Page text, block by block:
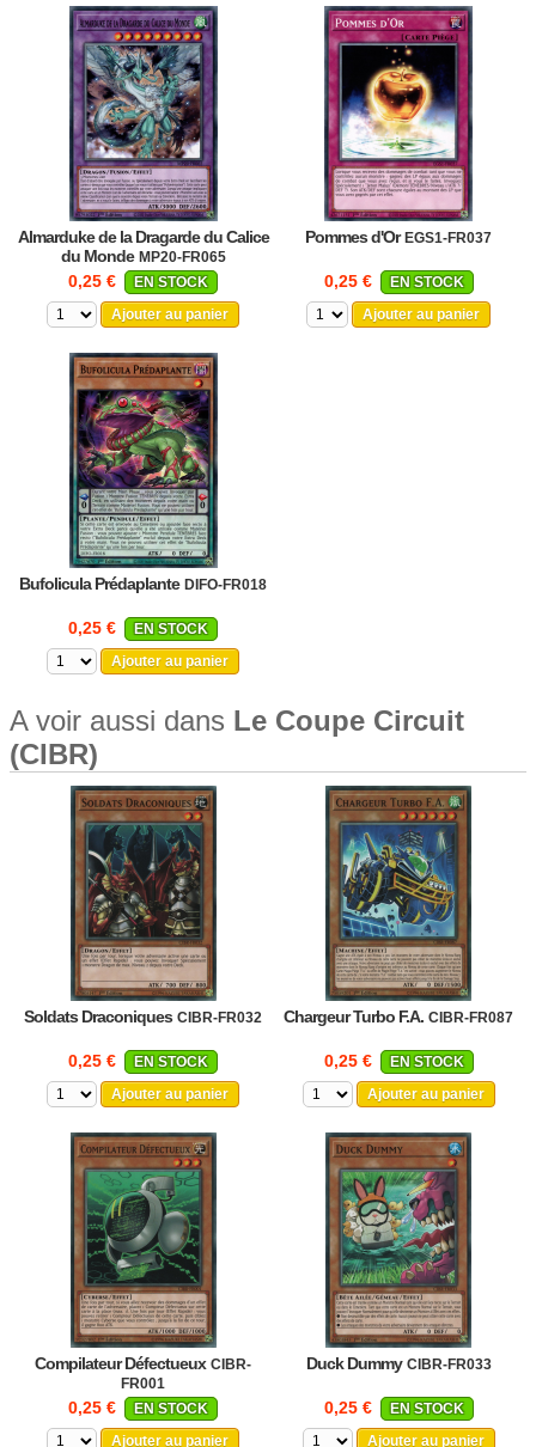
Almarduke de la Dragarde du Calice
du Monde MP20-FR065
0,25 €
EN STOCK
Ajouter au panier
Pommes d'Or EGS1-FR037
0,25 €
EN STOCK
Ajouter au panier
Bufolicula Prédaplante DIFO-FR018
0,25 €
EN STOCK
Ajouter au panier
A voir aussi dans Le Coupe Circuit
(CIBR)
Soldats Draconiques CIBR-FR032
0,25 €
EN STOCK
Ajouter au panier
Chargeur Turbo F.A. CIBR-FR087
0,25 €
EN STOCK
Ajouter au panier
Compilateur Défectueux CIBR-
FR001
0,25 €
EN STOCK
Ajouter au panier
Duck Dummy CIBR-FR033
0,25 €
EN STOCK
Ajouter au panier